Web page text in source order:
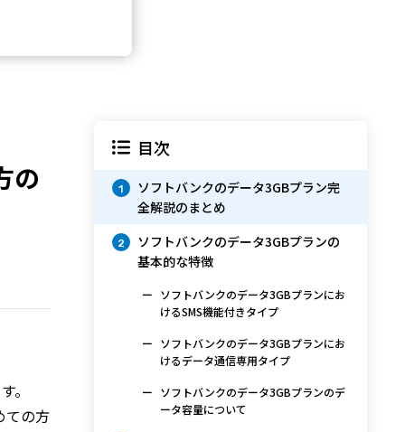
の
。
ての方
目次
1
ソフトバンクのデータ3GBプラン完
全解説のまとめ
2
ソフトバンクのデータ3GBプランの
基本的な特徴
ソフトバンクのデータ3GBプランにお
けるSMS機能付きタイプ
ソフトバンクのデータ3GBプランにお
けるデータ通信専用タイプ
ソフトバンクのデータ3GBプランのデ
ータ容量について